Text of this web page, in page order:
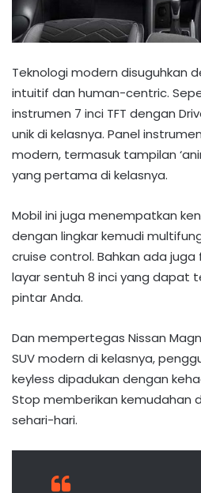
Teknologi modern disuguhkan
intuitif dan human-centric.
instrumen 7 inci TFT dengan
unik di kelasnya. Panel
modern, termasuk tampilan
yang pertama di kelasnya.
Mobil ini juga menempatkan
dengan lingkar kemudi
cruise control. Bahkan ada
layar sentuh 8 inci yang dapat
pintar Anda.
Dan mempertegas Nissan
SUV modern di kelasnya,
keyless dipadukan dengan
Stop memberikan kemudahan
sehari-hari.